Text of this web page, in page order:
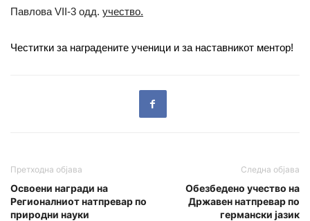
Павлова VII-3 одд. учество.
Честитки за наградените ученици и за наставникот ментор!
Претходна објава
Освоени награди на
Регионалниот натпревар по
природни науки
Следна објава
Обезбедено учество на
Државен натпревар по
германски јазик